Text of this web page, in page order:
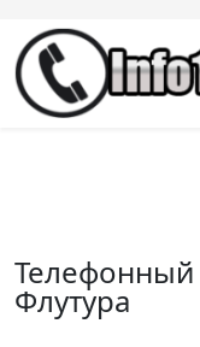
Телефонный
Флутура